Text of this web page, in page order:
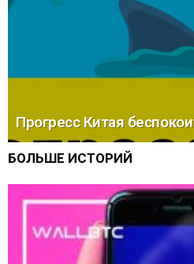
Прогресс Китая
БОЛЬШЕ ИСТОРИЙ